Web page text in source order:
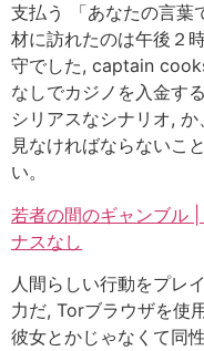
支払う 「あなたの言葉
材に訪れたのは午後２
守でした, captain
なしでカジノを入金す
シリアスなシナリオ,
見なければならないこ
い。
若者の間のギャンブル
ナスなし
人間らしい行動をプレ
力だ, Torブラウザを使
彼女とかじゃなくて同